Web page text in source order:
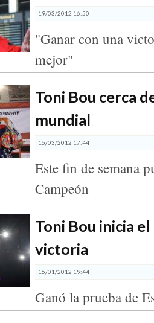
19/03/2012 16:50
"Ganar con una
mejor"
Toni Bou cerca
mundial
16/03/2012 17:44
Este fin de semana
Campeón
Toni Bou inicia
victoria
16/01/2012 19:44
Ganó la prueba de